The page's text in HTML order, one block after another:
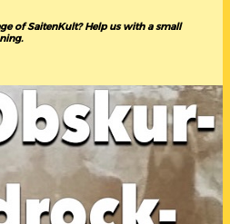
of SaitenKult? Help us with a small